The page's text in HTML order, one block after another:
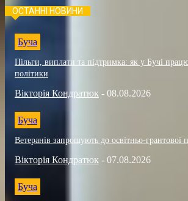
ОСТАННІ НОВИНИ
Буча
Пільги, виплати та підтримка: як у Бучі
політики
Вікторія Кондратюк - 08.08.2026
Буча
Ветеранів запрошують до освітньо-грантової
Вікторія Кондратюк - 07.08.2026
Буча